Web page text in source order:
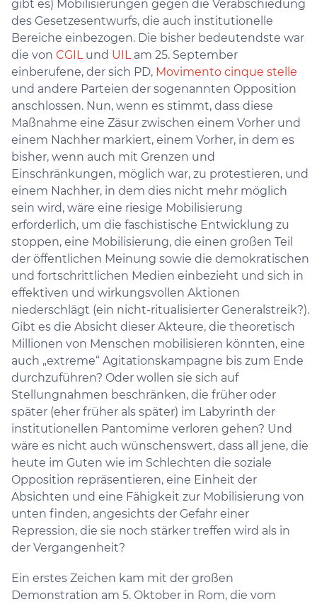
gibt es) Mobilisierungen gegen die Verabschiedung
des Gesetzesentwurfs, die auch institutionelle
Bereiche einbezogen. Die bisher bedeutendste war
die von CGIL und UIL am 25. September
einberufene, der sich PD, Movimento cinque stelle
und andere Parteien der sogenannten Opposition
anschlossen. Nun, wenn es stimmt, dass diese
Maßnahme eine Zäsur zwischen einem Vorher und
einem Nachher markiert, einem Vorher, in dem es
bisher, wenn auch mit Grenzen und
Einschränkungen, möglich war, zu protestieren, und
einem Nachher, in dem dies nicht mehr möglich
sein wird, wäre eine riesige Mobilisierung
erforderlich, um die faschistische Entwicklung zu
stoppen, eine Mobilisierung, die einen großen Teil
der öffentlichen Meinung sowie die demokratischen
und fortschrittlichen Medien einbezieht und sich in
effektiven und wirkungsvollen Aktionen
niederschlägt (ein nicht-ritualisierter Generalstreik?).
Gibt es die Absicht dieser Akteure, die theoretisch
Millionen von Menschen mobilisieren könnten, eine
auch „extreme“ Agitationskampagne bis zum Ende
durchzuführen? Oder wollen sie sich auf
Stellungnahmen beschränken, die früher oder
später (eher früher als später) im Labyrinth der
institutionellen Pantomime verloren gehen? Und
wäre es nicht auch wünschenswert, dass all jene, die
heute im Guten wie im Schlechten die soziale
Opposition repräsentieren, eine Einheit der
Absichten und eine Fähigkeit zur Mobilisierung von
unten finden, angesichts der Gefahr einer
Repression, die sie noch stärker treffen wird als in
der Vergangenheit?
Ein erstes Zeichen kam mit der großen
Demonstration am 5. Oktober in Rom, die vom